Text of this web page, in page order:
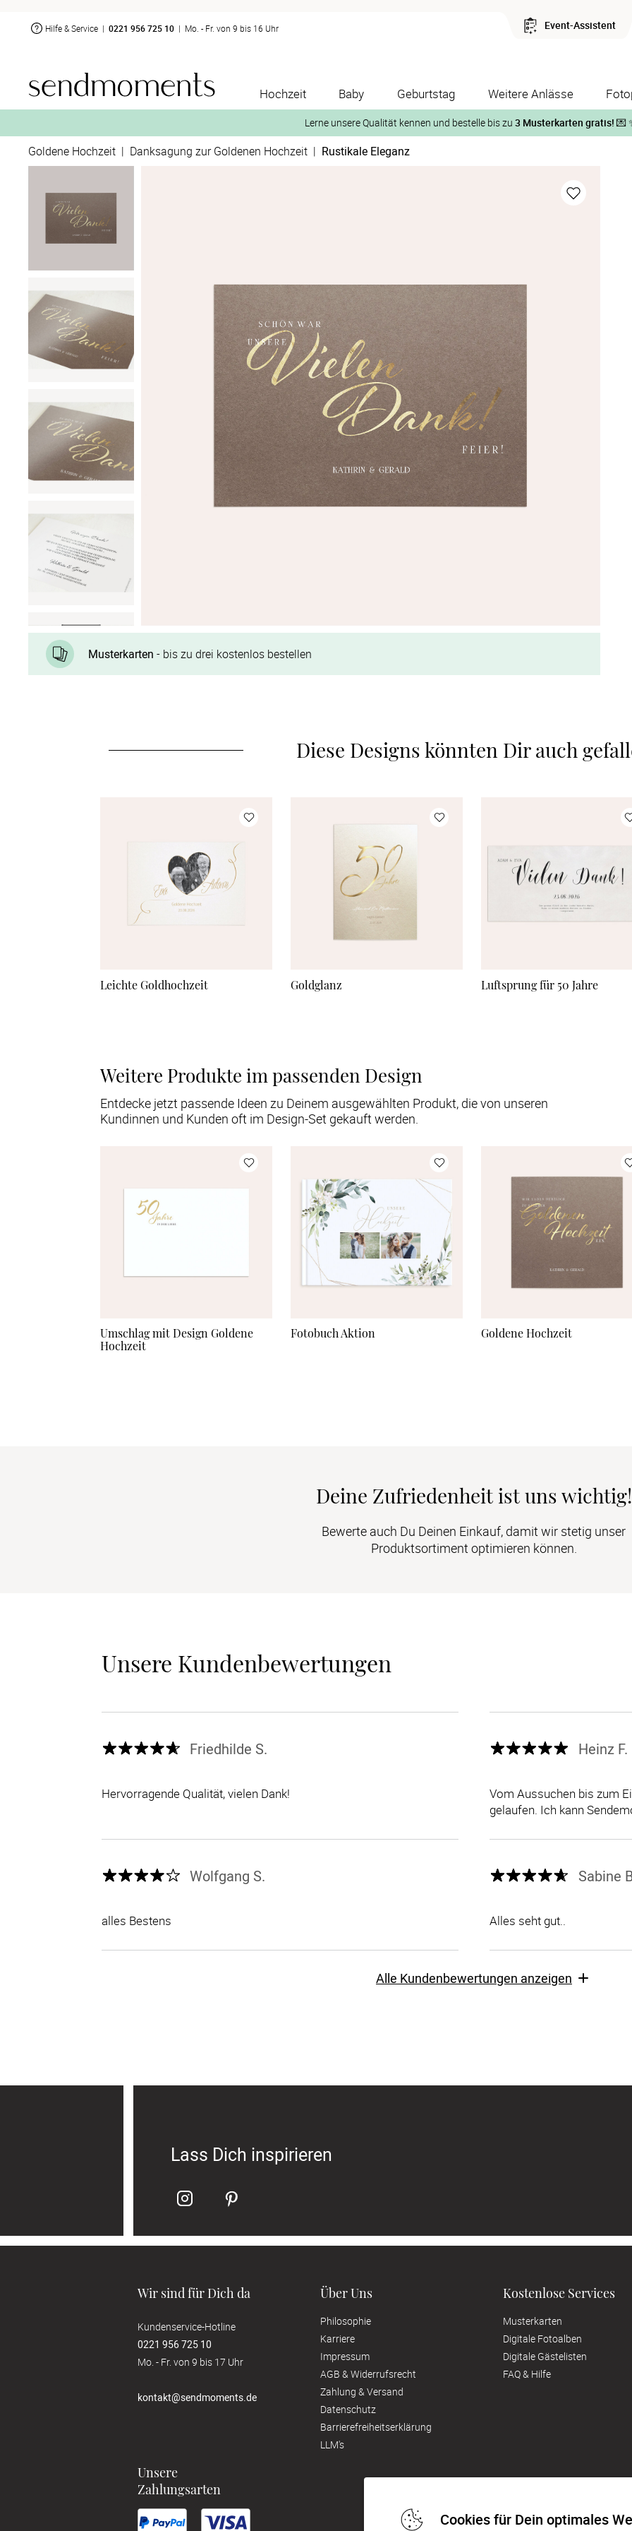
Cookies für Dein optimales
Hilfe & Service | 0221 956 725 10 | Mo. - Fr. von 9 bis 16 Uhr Event-Assistent
Hochzeit Baby Geburtstag Weitere Anlässe
Lerne unsere Qualität kennen und bestelle bis zu 3 Musterkarten gratis! 💌
auf der jeweiligen Produktseite und lasse Dir die Karten
Goldene Hochzeit | Danksagung zur Goldenen Hochzeit | Rustikale Eleganz
Musterkarten - bis zu drei kostenlos bestellen
Diese Designs könnten Dir auch
Leichte Goldhochzeit Goldglanz Luftsprung für 50 Jahre
Weitere Produkte im passenden Design
Entdecke jetzt passende Ideen zu Deinem ausgewählten Produkt, die von unseren
Kundinnen und Kunden oft im Design-Set gekauft werden.
Umschlag mit Design Goldene
Hochzeit
Fotobuch Aktion Goldene Hochzeit
Deine Zufriedenheit ist uns wichtig!
Bewerte auch Du Deinen Einkauf, damit wir stetig unser
Produktsortiment optimieren können.
Unsere Kundenbewertungen
Friedhilde S.
Hervorragende Qualität, vielen Dank!
Heinz F.
Vom Aussuchen bis zum
gelaufen. Ich kann
Wolfgang S.
alles Bestens
Sabine
Alles seht gut..
Alle Kundenbewertungen anzeigen
Lass Dich inspirieren
Wir sind für Dich da
Kundenservice-Hotline
0221 956 725 10
Mo. - Fr. von 9 bis 17 Uhr
kontakt@sendmoments.de
Über Uns
Philosophie
Karriere
Impressum
AGB & Widerrufsrecht
Zahlung & Versand
Datenschutz
Barrierefreiheitserklärung
LLM's
Kostenlose Services
Musterkarten
Digitale Fotoalben
Digitale Gästelisten
FAQ & Hilfe
Unsere
Zahlungsarten